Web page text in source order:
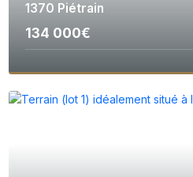
1370 Piétrain
134 000€